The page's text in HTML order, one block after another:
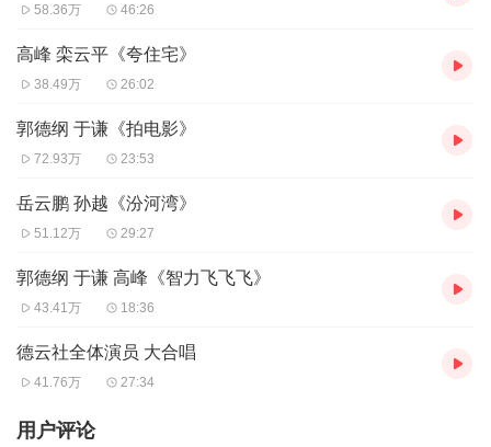
58.36万 46:26
高峰 栾云平《夸住宅》
38.49万 26:02
郭德纲 于谦《拍电影》
72.93万 23:53
岳云鹏 孙越《汾河湾》
51.12万 29:27
郭德纲 于谦 高峰《智力飞飞飞》
43.41万 18:36
德云社全体演员 大合唱
41.76万 27:34
用户评论